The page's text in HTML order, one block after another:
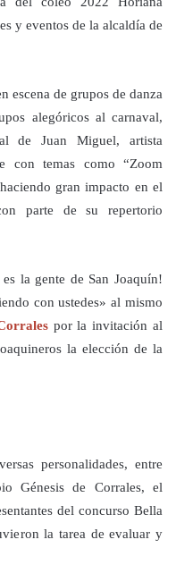
y eventos de la alcaldía de
escena de grupos de danza
alegóricos al carnaval,
de Juan Miguel, artista
con temas como “Zoom
gran impacto en el
parte de su repertorio
la gente de San Joaquín!
con ustedes» al mismo
por la invitación al
la elección de la
personalidades, entre
Génesis de Corrales, el
del concurso Bella
la tarea de evaluar y